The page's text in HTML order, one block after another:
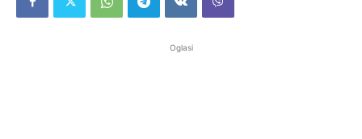
Oglasi